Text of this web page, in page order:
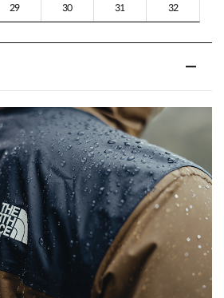
29 30 31 32